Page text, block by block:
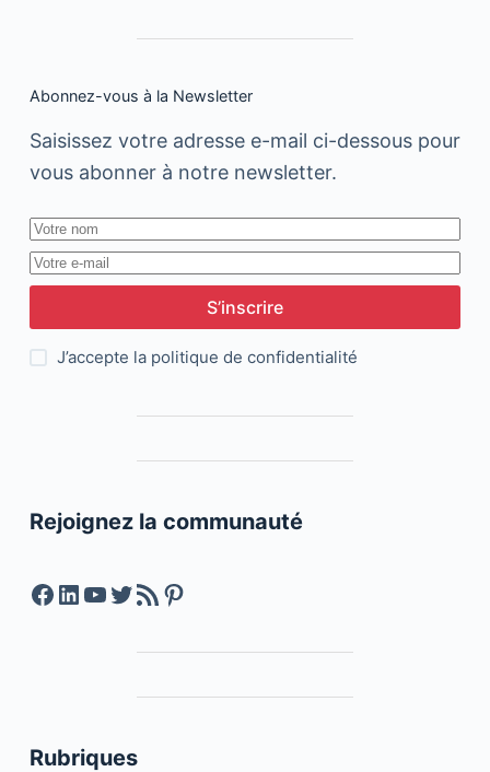
Abonnez-vous à la Newsletter
Saisissez votre adresse e-mail ci-dessous pour
vous abonner à notre newsletter.
S’inscrire
J’accepte la politique de confidentialité
Rejoignez la communauté
Facebook
LinkedIn
YouTube
Twitter
Feed RSSPinterest
Rubriques